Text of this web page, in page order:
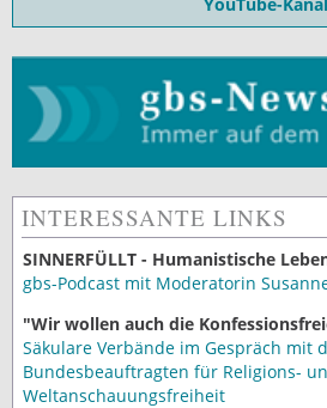
INTERESSANTE LINKS
SINNERFÜLLT - Humanistische
gbs-Podcast mit Moderatorin
"Wir wollen auch die
Säkulare Verbände im Gespräch mit
Bundesbeauftragten für Religions-
Weltanschauungsfreiheit